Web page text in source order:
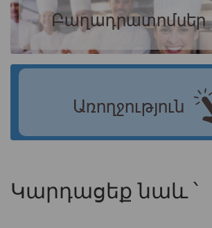
Բաղադրատոմսեր
Առողջություն
Կարդացեք նաև ՝